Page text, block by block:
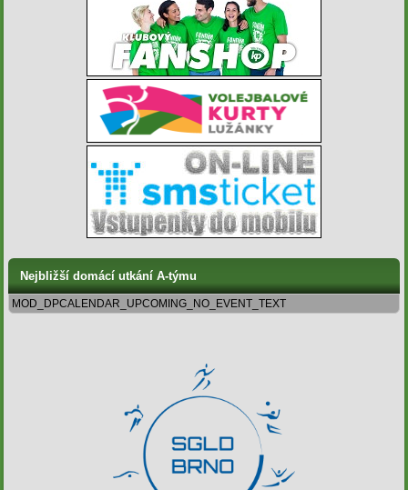
Nejbližší domácí utkání A-týmu
MOD_DPCALENDAR_UPCOMING_NO_EVENT_TEXT